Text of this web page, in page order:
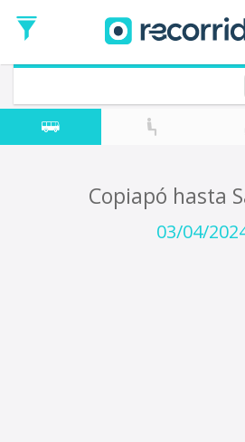
de
Ida
Vuelta (opcional)
Fecha
de
Copiapó hasta
03/04/